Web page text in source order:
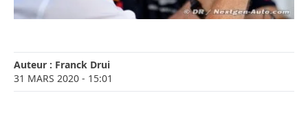
Auteur : Franck Drui
31 MARS 2020 - 15:01